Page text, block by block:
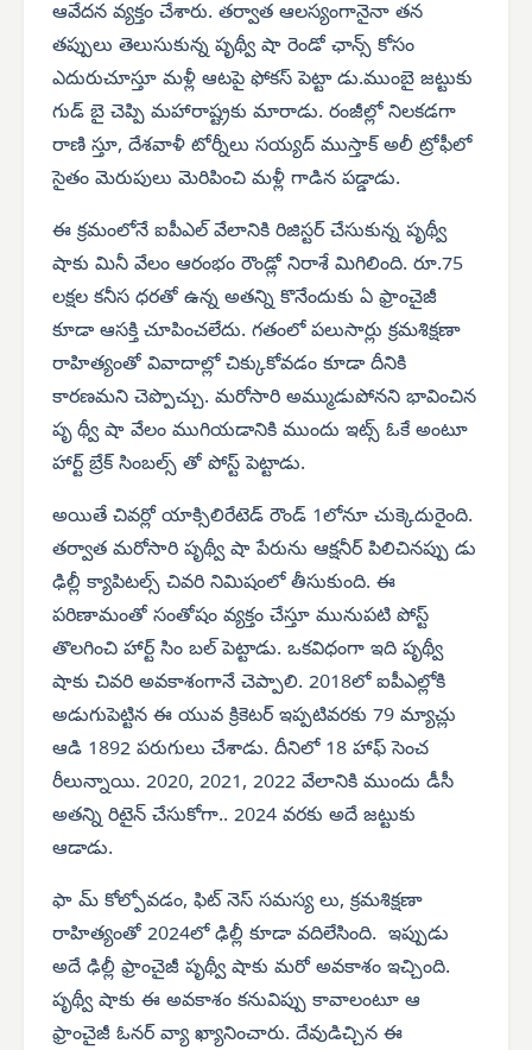
ఆవేదన వ్యక్తం చేశారు. తర్వాత ఆలస్యంగానైనా తన
తప్పులు తెలుసుకున్న పృథ్వీ షా రెండో ఛాన్స్ కోసం
ఎదురుచూస్తూ మళ్లీ ఆటపై ఫోకస్ పెట్టా డు.ముంబై జట్టుకు
గుడ్ బై చెప్పి మహారాష్ట్రకు మారాడు. రంజీల్లో నిలకడగా
రాణి స్తూ, దేశవాళీ టోర్నీలు సయ్యద్ ముస్తాక్ అలీ ట్రోఫీలో
సైతం మెరుపులు మెరిపించి మళ్లీ గాడిన పడ్డాడు.
ఈ క్రమంలోనే ఐపీఎల్ వేలానికి రిజిస్టర్ చేసుకున్న పృథ్వీ
షాకు మినీ వేలం ఆరంభం రౌండ్లో నిరాశే మిగిలింది. రూ.75
లక్షల కనీస ధరతో ఉన్న అతన్ని కొనేందుకు ఏ ఫ్రాంచైజీ
కూడా ఆసక్తి చూపించలేదు. గతంలో పలుసార్లు క్రమశిక్షణా
రాహిత్యంతో వివాదాల్లో చిక్కుకోవడం కూడా దీనికి
కారణమని చెప్పొచ్చు. మరోసారి అమ్ముడుపోనని భావించిన
పృ థ్వీ షా వేలం ముగియడానికి ముందు ఇట్స్ ఓకే అంటూ
హార్ట్ బ్రేక్ సింబల్స్ తో పోస్ట్ పెట్టాడు.
అయితే చివర్లో యాక్సిలిరేటెడ్ రౌండ్ 1లోనూ చుక్కెదురైంది.
తర్వాత మరోసారి పృథ్వీ షా పేరును ఆక్షనీర్ పిలిచినప్పు డు
ఢిల్లీ క్యాపిటల్స్ చివరి నిమిషంలో తీసుకుంది. ఈ
పరిణామంతో సంతోషం వ్యక్తం చేస్తూ మునుపటి పోస్ట్
తొలగించి హార్ట్ సిం బల్ పెట్టాడు. ఒకవిధంగా ఇది పృథ్వీ
షాకు చివరి అవకాశంగానే చెప్పాలి. 2018లో ఐపీఎల్లోకి
అడుగుపెట్టిన ఈ యువ క్రికెటర్ ఇప్పటివరకు 79 మ్యాచ్లు
ఆడి 1892 పరుగులు చేశాడు. దీనిలో 18 హాఫ్ సెంచ
రీలున్నాయి. 2020, 2021, 2022 వేలానికి ముందు డీసీ
అతన్ని రిటైన్ చేసుకోగా.. 2024 వరకు అదే జట్టుకు
ఆడాడు.
ఫా మ్ కోల్పోవడం, ఫిట్ నెస్ సమస్య లు, క్రమశిక్షణా
రాహిత్యంతో 2024లో ఢిల్లీ కూడా వదిలేసింది. ఇప్పుడు
అదే ఢిల్లీ ఫ్రాంచైజీ పృథ్వీ షాకు మరో అవకాశం ఇచ్చింది.
పృథ్వీ షాకు ఈ అవకాశం కనువిప్పు కావాలంటూ ఆ
ఫ్రాంచైజీ ఓనర్ వ్యా ఖ్యానించారు. దేవుడిచ్చిన ఈ